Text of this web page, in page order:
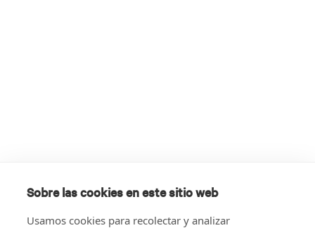
Sobre las cookies en este sitio web
Usamos cookies para recolectar y analizar